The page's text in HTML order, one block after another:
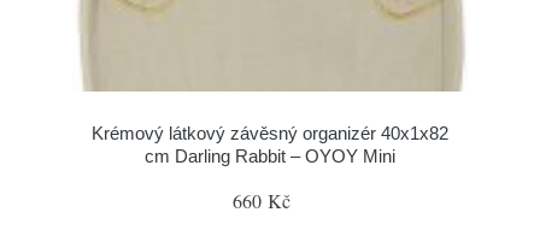
Krémový látkový závěsný organizér 40x1x82
cm Darling Rabbit – OYOY Mini
660 Kč